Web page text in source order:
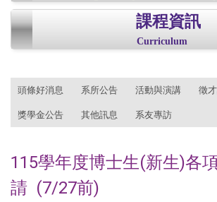
課程資訊
Curriculum
頭條好消息 系所公告 活動與演講 徵
獎學金公告 其他訊息 系友專訪
115學年度博士生(新生)各
請 (7/27前)